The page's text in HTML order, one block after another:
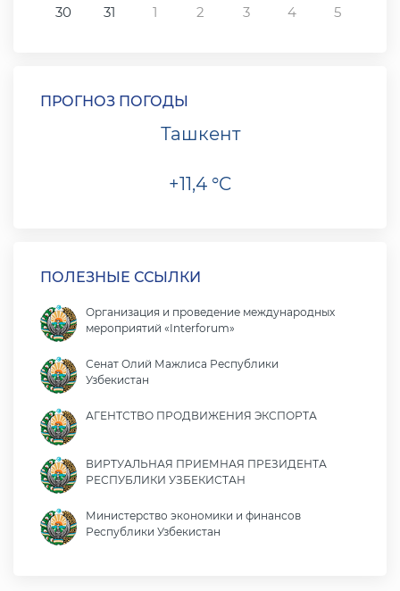
30
31 1 2 3 4 5
ПРОГНОЗ ПОГОДЫ
Ташкент
+11,4 °C
ПОЛЕЗНЫЕ ССЫЛКИ
Организация и проведение международных
мероприятий «Interforum»
Сенат Олий Мажлиса Республики
Узбекистан
АГЕНТСТВО ПРОДВИЖЕНИЯ ЭКСПОРТА
ВИРТУАЛЬНАЯ ПРИЕМНАЯ ПРЕЗИДЕНТА
РЕСПУБЛИКИ УЗБЕКИСТАН
Министерство экономики и финансов
Республики Узбекистан